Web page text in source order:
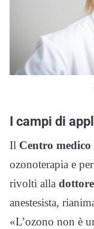
I campi di
Il Centro
ozonoterapia e
rivolti alla
anestesista,
«L’ozono non è